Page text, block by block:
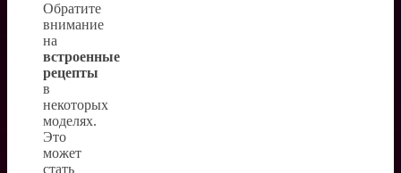
Обратите
внимание
на
встроенные
рецепты
в
некоторых
моделях.
Это
может
стать